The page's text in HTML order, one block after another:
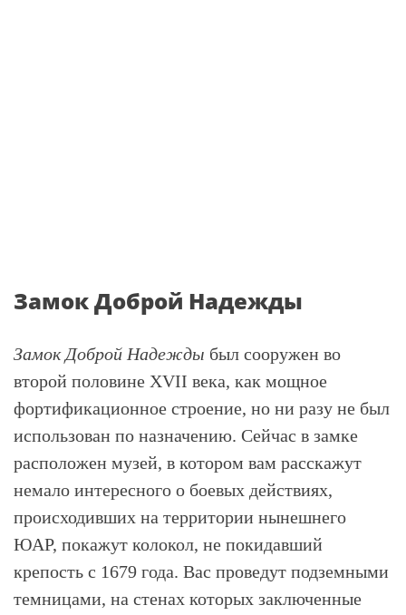
Замок Доброй Надежды
Замок Доброй Надежды был сооружен во
второй половине XVII века, как мощное
фортификационное строение, но ни разу не был
использован по назначению. Сейчас в замке
расположен музей, в котором вам расскажут
немало интересного о боевых действиях,
происходивших на территории нынешнего
ЮАР, покажут колокол, не покидавший
крепость с 1679 года. Вас проведут подземными
темницами, на стенах которых заключенные